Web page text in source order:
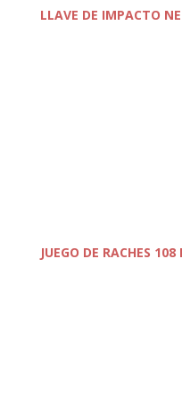
LLAVE DE IMPACTO
JUEGO DE RACHES 108